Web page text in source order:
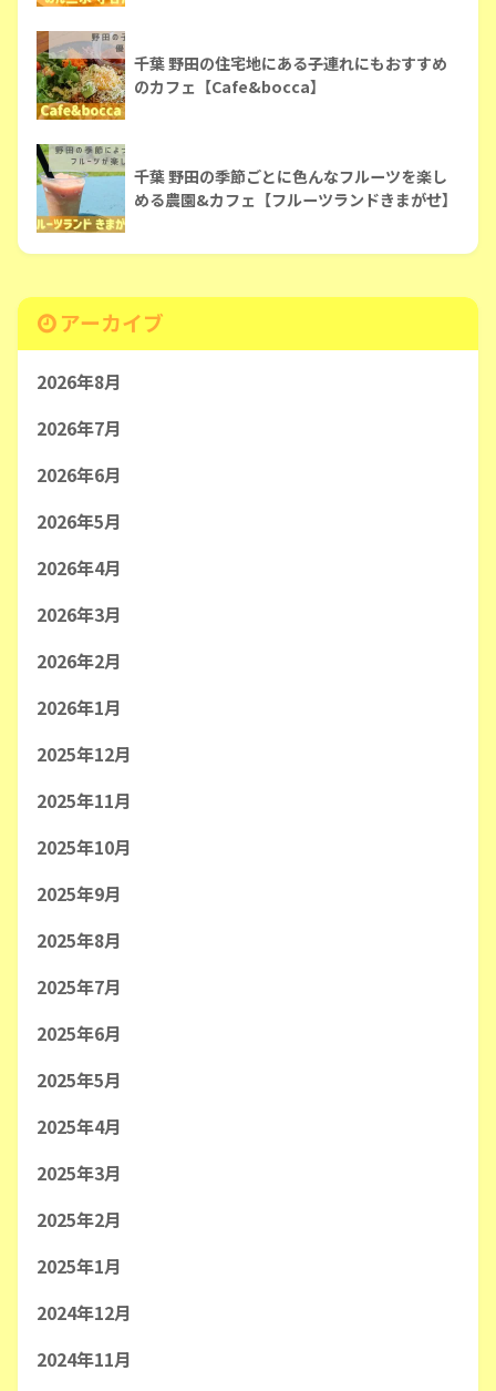
千葉 野田の住宅地にある子連れにもおすすめ
のカフェ【Cafe&bocca】
千葉 野田の季節ごとに色んなフルーツを楽し
める農園&カフェ【フルーツランドきまがせ】
アーカイブ
2026年8月
2026年7月
2026年6月
2026年5月
2026年4月
2026年3月
2026年2月
2026年1月
2025年12月
2025年11月
2025年10月
2025年9月
2025年8月
2025年7月
2025年6月
2025年5月
2025年4月
2025年3月
2025年2月
2025年1月
2024年12月
2024年11月